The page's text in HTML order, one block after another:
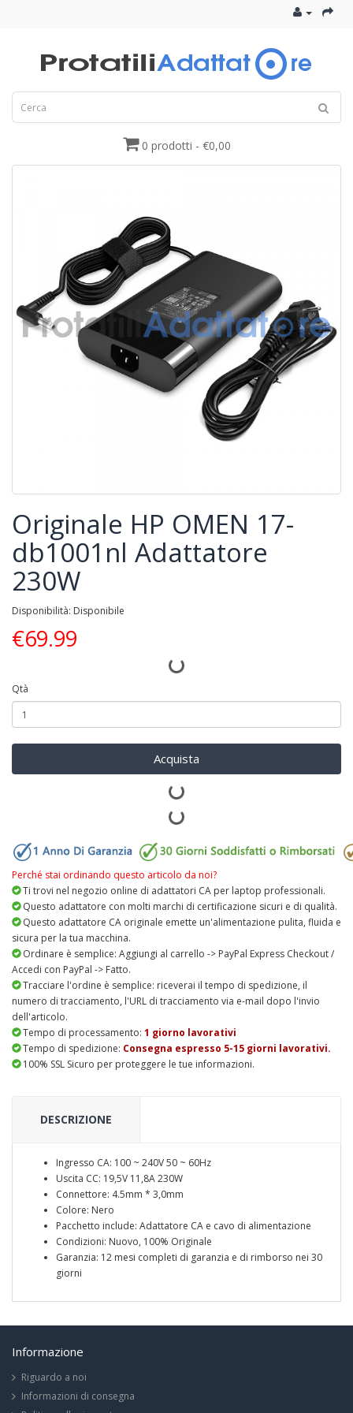
0 prodotti - €0,00
Originale HP OMEN 17-
db1001nl Adattatore
230W
Disponibilità: Disponibile
€69.99
Qtà
Acquista
Perché stai ordinando questo articolo da noi?
Ti trovi nel negozio online di adattatori CA per laptop professionali.
Questo adattatore con molti marchi di certificazione sicuri e di qualità.
Questo adattatore CA originale emette un'alimentazione pulita, fluida e
sicura per la tua macchina.
Ordinare è semplice: Aggiungi al carrello -> PayPal Express Checkout /
Accedi con PayPal -> Fatto.
Tracciare l'ordine è semplice: riceverai il tempo di spedizione, il
numero di tracciamento, l'URL di tracciamento via e-mail dopo l'invio
dell'articolo.
Tempo di processamento: 1 giorno lavorativi
Tempo di spedizione: Consegna espresso 5-15 giorni lavorativi.
100% SSL Sicuro per proteggere le tue informazioni.
DESCRIZIONE
Ingresso CA: 100 ~ 240V 50 ~ 60Hz
Uscita CC: 19,5V 11,8A 230W
Connettore: 4.5mm * 3,0mm
Colore: Nero
Pacchetto include: Adattatore CA e cavo di alimentazione
Condizioni: Nuovo, 100% Originale
Garanzia: 12 mesi completi di garanzia e di rimborso nei 30
giorni
Informazione
Riguardo a noi
Informazioni di consegna